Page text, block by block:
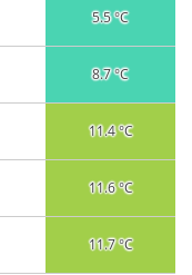
5.5 °C
8.7 °C
11.4 °C
11.6 °C
11.7 °C